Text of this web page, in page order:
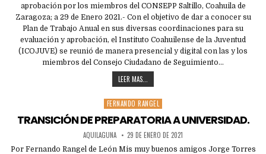
aprobación por los miembros del CONSEPP Saltillo, Coahuila de
Zaragoza; a 29 de Enero 2021.- Con el objetivo de dar a conocer su
Plan de Trabajo Anual en sus diversas coordinaciones para su
evaluación y aprobación, el Instituto Coahuilense de la Juventud
(ICOJUVE) se reunió de manera presencial y digital con las y los
miembros del Consejo Ciudadano de Seguimiento…
LEER MAS...
Posted
FERNANDO RANGEL
TRANSICIÓN DE PREPARATORIA A UNIVERSIDAD.
AQUILAGUNA 29 DE ENERO DE 2021
Por Fernando Rangel de León Mis muy buenos amigos Jorge Torres